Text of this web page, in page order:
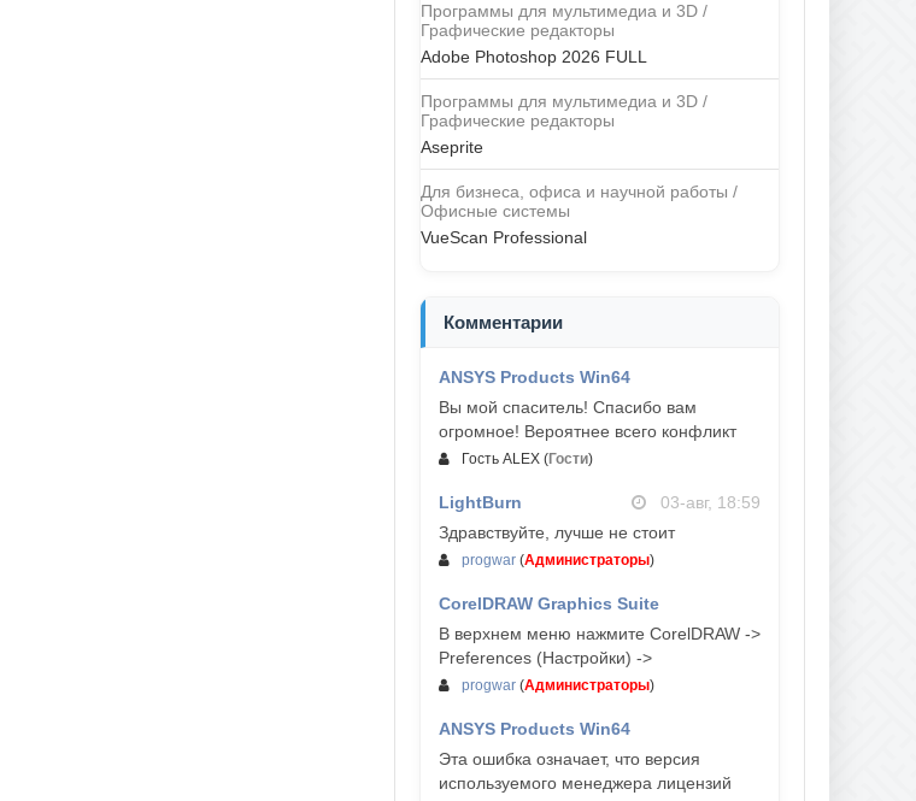
Программы для мультимедиа и 3D /
Графические редакторы
Adobe Photoshop 2026 FULL
Программы для мультимедиа и 3D /
Графические редакторы
Aseprite
Для бизнеса, офиса и научной работы /
Офисные системы
VueScan Professional
Комментарии
ANSYS Products Win64
Вы мой спаситель! Спасибо вам
огромное! Вероятнее всего конфликт
Гость ALEX (Гости)
LightBurn
03-авг, 18:59
Здравствуйте, лучше не стоит
progwar (Администраторы)
CorelDRAW Graphics Suite
03-авг, 18:58
В верхнем меню нажмите CorelDRAW ->
Preferences (Настройки) ->
progwar (Администраторы)
ANSYS Products Win64
Эта ошибка означает, что версия
используемого менеджера лицензий